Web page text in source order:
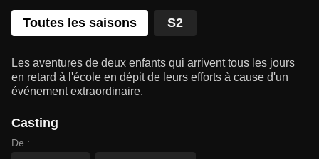
Toutes les saisons S2
Les aventures de deux enfants qui arrivent tous les jours
en retard à l'école en dépit de leurs efforts à cause d'un
événement extraordinaire.
Casting
De :